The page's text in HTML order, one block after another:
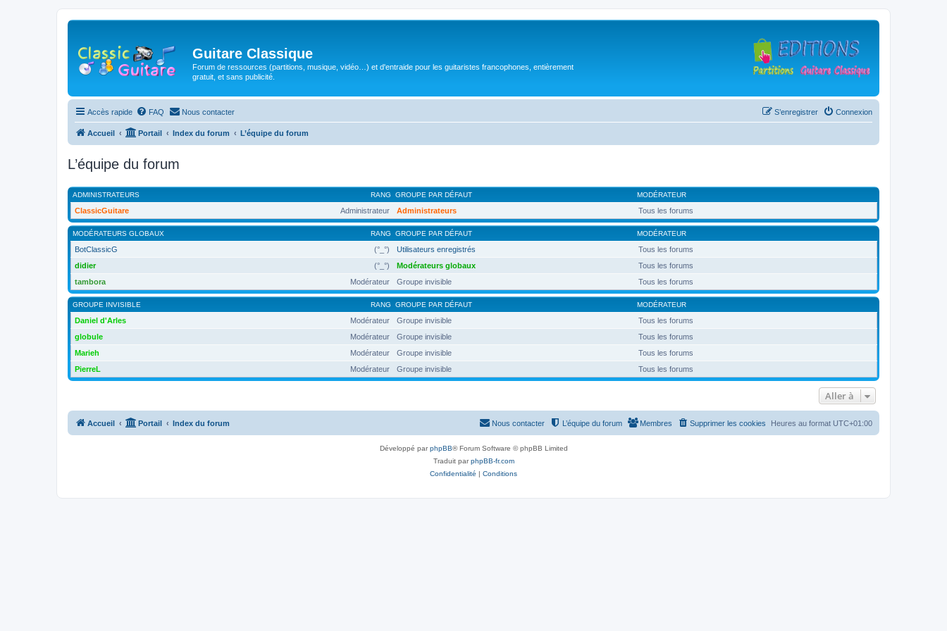
Guitare Classique
Forum de ressources (partitions, musique, vidéo…) et d'entraide pour les guitaristes francophones, entièrement
gratuit, et sans publicité.
Accès rapide FAQ Nous contacter Connexion
S’enregistrer
Accueil Portail Index du forum L’équipe du forum
L’équipe du forum
RANG
ADMINISTRATEURS GROUPE PAR DÉFAUT MODÉRATEUR
Administrateur
ClassicGuitare Administrateurs Tous les forums
RANG
MODÉRATEURS GLOBAUX GROUPE PAR DÉFAUT MODÉRATEUR
(°_°)
BotClassicG Utilisateurs enregistrés
Tous les forums
(°_°)
didier Modérateurs globaux
Tous les forums
Modérateur
tambora Groupe invisible Tous les forums
RANG
GROUPE INVISIBLE GROUPE PAR DÉFAUT MODÉRATEUR
Modérateur
Daniel d'Arles Groupe invisible
Tous les forums
Modérateur
globule Groupe invisible
Tous les forums
Modérateur
Marieh Groupe invisible
Tous les forums
Modérateur
PierreL Groupe invisible Tous les forums
Aller à
Accueil Portail Index du forum Heures au format UTC+01:00
Supprimer les cookies
Membres
L’équipe du forum
Nous contacter
Développé parphpBB® Forum Software © phpBB Limited
Traduit parphpBB-fr.com
Confidentialité | Conditions